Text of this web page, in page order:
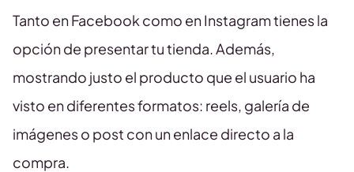
Tanto en Facebook como en Instagram tienes la
opción de presentar tu tienda. Además,
mostrando justo el producto que el usuario ha
visto en diferentes formatos: reels, galería de
imágenes o post con un enlace directo a la
compra.